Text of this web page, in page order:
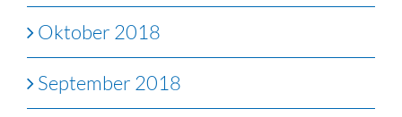
Oktober 2018
September 2018